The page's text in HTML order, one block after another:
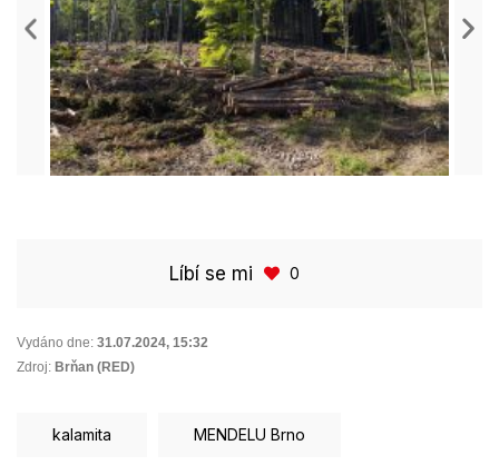
Líbí se mi 0
Vydáno dne: 31.07.2024, 15:32
Zdroj: Brňan (RED)
kalamita MENDELU Brno